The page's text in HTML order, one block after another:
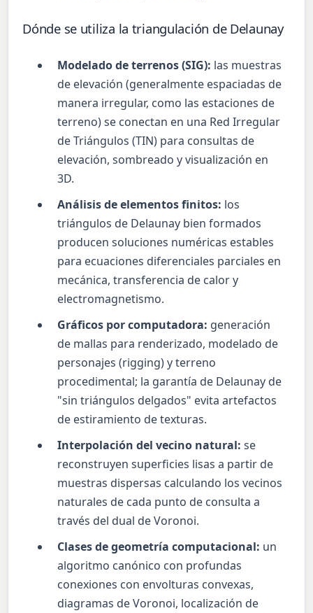
Dónde se utiliza la triangulación de Delaunay
Modelado de terrenos (SIG): las muestras
de elevación (generalmente espaciadas de
manera irregular, como las estaciones de
terreno) se conectan en una Red Irregular
de Triángulos (TIN) para consultas de
elevación, sombreado y visualización en
3D.
Análisis de elementos finitos: los
triángulos de Delaunay bien formados
producen soluciones numéricas estables
para ecuaciones diferenciales parciales en
mecánica, transferencia de calor y
electromagnetismo.
Gráficos por computadora: generación
de mallas para renderizado, modelado de
personajes (rigging) y terreno
procedimental; la garantía de Delaunay de
"sin triángulos delgados" evita artefactos
de estiramiento de texturas.
Interpolación del vecino natural: se
reconstruyen superficies lisas a partir de
muestras dispersas calculando los vecinos
naturales de cada punto de consulta a
través del dual de Voronoi.
Clases de geometría computacional: un
algoritmo canónico con profundas
conexiones con envolturas convexas,
diagramas de Voronoi, localización de